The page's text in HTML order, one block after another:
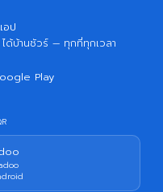
อป
ด้บ้านชัวร์ — ทุกที่ทุกเวลา